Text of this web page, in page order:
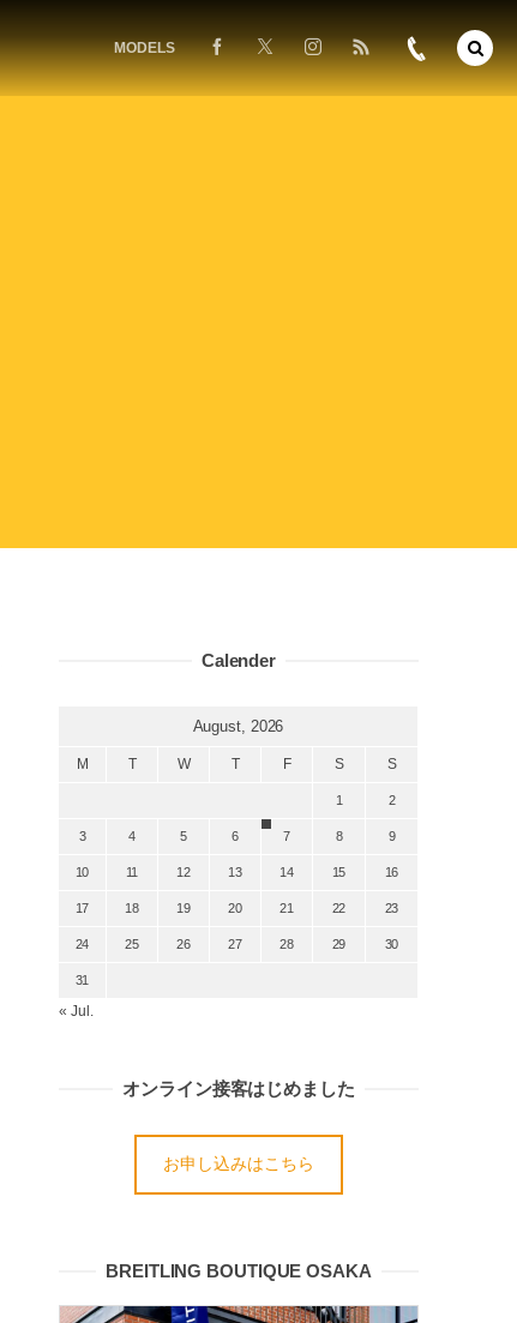
MODELS
Calender
August, 2026
M T W T F S S
1 2
3 4 5 6 7 8 9
10 11 12 13 14 15 16
17 18 19 20 21 22 23
24 25 26 27 28 29 30
31
« Jul.
オンライン接客はじめました
お申し込みはこちら
BREITLING BOUTIQUE OSAKA